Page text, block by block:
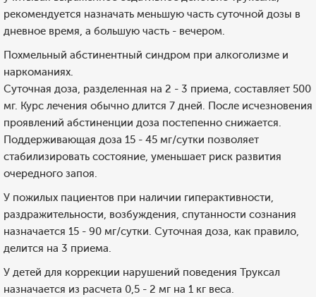
рекомендуется назначать меньшую часть суточной дозы в
дневное время, а большую часть - вечером.
Похмельный абстинентный синдром при алкоголизме и
наркоманиях.
Суточная доза, разделенная на 2 - 3 приема, составляет 500
мг. Курс лечения обычно длится 7 дней. После исчезновения
проявлений абстиненции доза постепенно снижается.
Поддерживающая доза 15 - 45 мг/сутки позволяет
стабилизировать состояние, уменьшает риск развития
очередного запоя.
У пожилых пациентов при наличии гиперактивности,
раздражительности, возбуждения, спутанности сознания
назначается 15 - 90 мг/сутки. Суточная доза, как правило,
делится на 3 приема.
У детей для коррекции нарушений поведения Труксал
назначается из расчета 0,5 - 2 мг на 1 кг веса.